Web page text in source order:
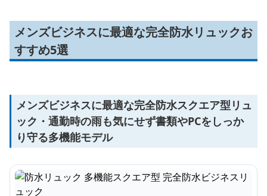
メンズビジネスに最適な完全防水リュックお
すすめ5選
メンズビジネスに最適な完全防水スクエア型リュ
ック・通勤時の雨も気にせず書類やPCをしっか
り守る多機能モデル